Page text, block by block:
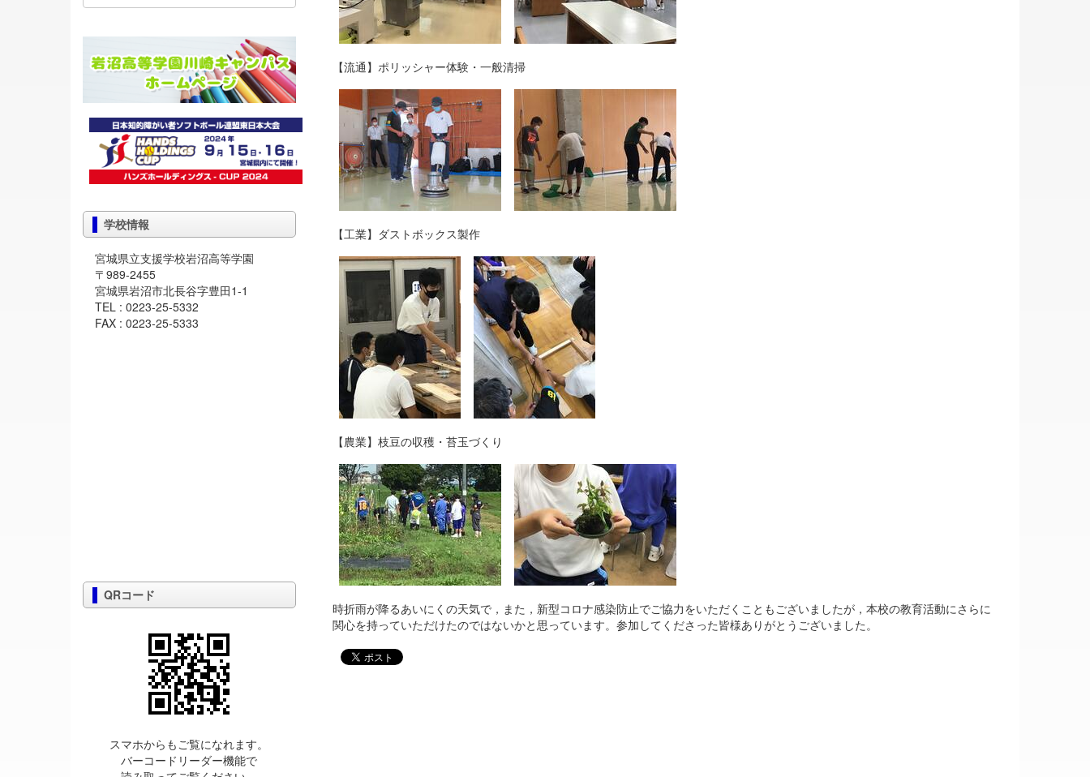
【流通】ポリッシャー体験・一般清掃
【工業】ダストボックス製作
【農業】枝豆の収穫・苔玉づくり
時折雨が降るあいにくの天気で，また，新型コロナ感染防止でご協力をいただくこともございましたが，本校の教育活動にさらに
関心を持っていただけたのではないかと思っています。参加してくださった皆様ありがとうございました。
学校情報
宮城県立支援学校岩沼高等学園
〒989-2455
宮城県岩沼市北長谷字豊田1-1
TEL : 0223-25-5332
FAX : 0223-25-5333
QRコード
スマホからもご覧になれます。
バーコードリーダー機能で